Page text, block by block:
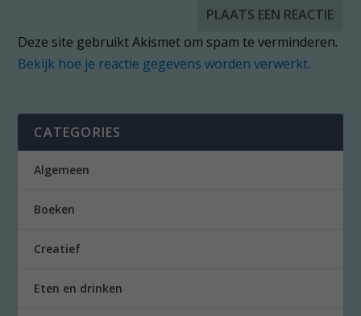
Deze site gebruikt Akismet om spam te verminderen.
Bekijk hoe je reactie gegevens worden verwerkt.
CATEGORIES
Algemeen
Boeken
Creatief
Eten en drinken